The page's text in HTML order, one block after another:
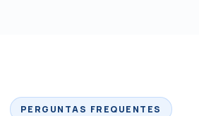
PERGUNTAS FREQUENTES